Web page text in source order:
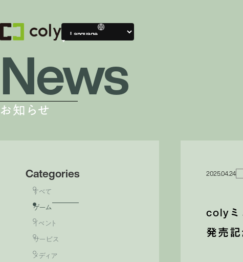
News
お知らせ
Categories
すべて
ゲーム
イベント
サービス
メディア
2025.04.24
colyミ
発売